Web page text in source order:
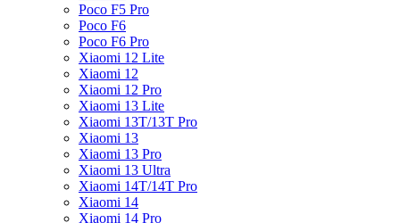
Poco F5 Pro
Poco F6
Poco F6 Pro
Xiaomi 12 Lite
Xiaomi 12
Xiaomi 12 Pro
Xiaomi 13 Lite
Xiaomi 13T/13T Pro
Xiaomi 13
Xiaomi 13 Pro
Xiaomi 13 Ultra
Xiaomi 14T/14T Pro
Xiaomi 14
Xiaomi 14 Pro